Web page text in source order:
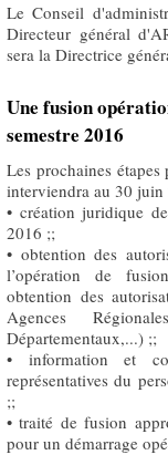
Le Conseil
Directeur général
sera la Directrice
Une fusion
semestre 2016
Les prochaines étapes préalables à la fusion opérationnelle qui
interviendra au 30 juin
• création juridique
2016 ;;
• obtention des
l’opération de
obtention des
Agences
Départementaux,...) ;;
• information et
représentatives du
;;
• traité de fusion
pour un démarrage